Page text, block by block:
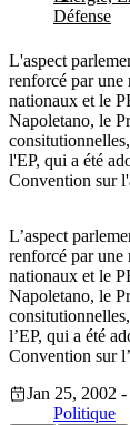
Défense
L'aspect
renforcé par une
nationaux et le
Napoletano, le
l'EP, qui a été
Convention sur
L’aspect
renforcé par une
nationaux et le
Napoletano, le
l’EP, qui a été
Convention sur
Jan 25, 2002
Politique